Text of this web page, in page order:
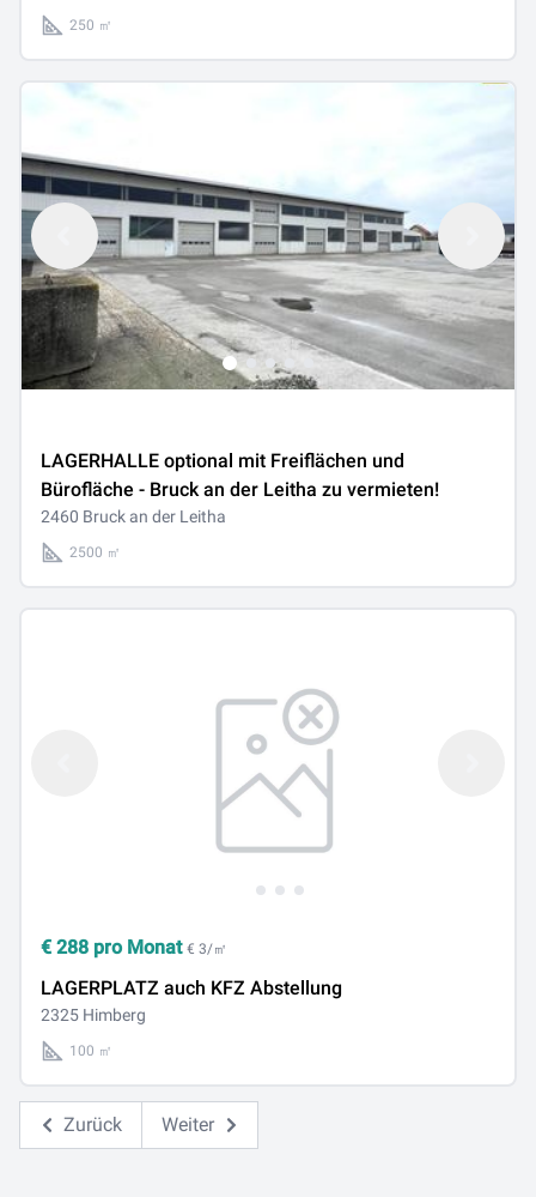
250 ㎡
LAGERHALLE optional mit Freiflächen und
Bürofläche - Bruck an der Leitha zu vermieten!
2460 Bruck an der Leitha
2500 ㎡
€ 288 pro Monat € 3/㎡
LAGERPLATZ auch KFZ Abstellung
2325 Himberg
100 ㎡
Zurück Weiter